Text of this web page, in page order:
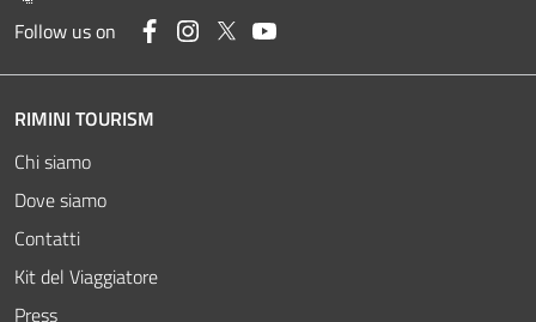
Follow us on
FacebookInstagram
Twitter
RIMINI TOURISM
Chi siamo
Dove siamo
Contatti
Kit del Viaggiatore
Press